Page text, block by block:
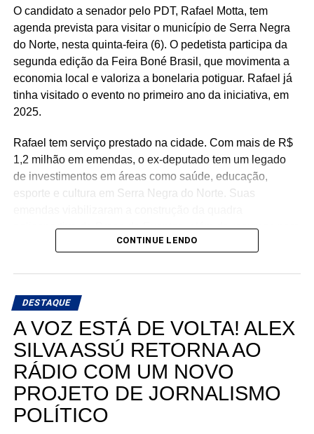
das famílias e reduzindo a necessidade de acesso ao
benefício.
Especialistas que analisaram os dados também atribuem
esse resultado ao trabalho desenvolvido pela política
municipal de assistência social. Na avaliação deles, a
atuação da gestão da Secretaria Municipal de Trabalho,
secretária Suzete Pereira, tem contribuído para fortalecer
ações de inclusão social, qualificação e
acompanhamento das famílias, favorecendo a autonomia
financeira e reduzindo a dependência de programas de
O estudo também aponta que outros municípios da região
e Acari, apresentam indicadores semelhantes em razão
da combinação entre atividade industrial, pecuária
leiteira, comércio, setor público e indicadores de
desenvolvimento humano superiores aos registrados em
boa parte do interior potiguar.
Fonte: Fonte: www.mds.gov.br
O candidato a senador pelo PDT, Rafael Motta, tem
agenda prevista para visitar o município de Serra Negra
do Norte, nesta quinta-feira (6). O pedetista participa da
segunda edição da Feira Boné Brasil, que movimenta a
economia local e valoriza a bonelaria potiguar. Rafael já
tinha visitado o evento no primeiro ano da iniciativa, em
2025.
Rafael tem serviço prestado na cidade. Com mais de R$
1,2 milhão em emendas, o ex-deputado tem um legado
de investimentos em áreas como saúde, educação,
esporte e cultura em Serra Negra do Norte. Suas
poliesportiva da Praça de Eventos, além de recursos para
a reforma da Casa de Cultura, aquisição de mobiliário
fortalecimento da atenção básica e especializada em
saúde, com investimentos destinados ao município e à
APAMI.
“Foram investimentos realizados durante a nossa atuação
como deputado federal que seguem presentes na vida
das pessoas, independentemente de alinhamentos
políticos ou do apoio de prefeitos à época. O
compromisso do mandato sempre foi com as cidades e
com as pessoas, acima de qualquer disputa partidária”,
CONTINUE LENDO
DESTAQUE
A VOZ ESTÁ DE VOLTA! ALEX
SILVA ASSÚ RETORNA AO
RÁDIO COM UM NOVO
PROJETO DE JORNALISMO
POLÍTICO